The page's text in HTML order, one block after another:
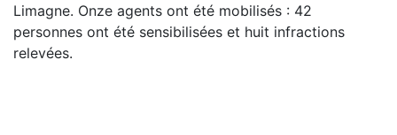
Limagne. Onze agents ont été mobilisés : 42
personnes ont été sensibilisées et huit infractions
relevées.